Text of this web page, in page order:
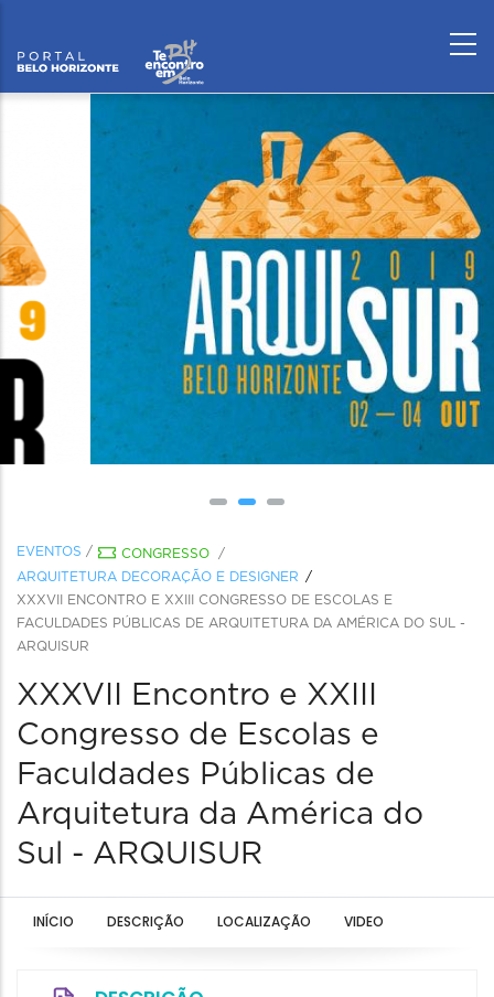
EVENTOS / CONGRESSO
/
ARQUITETURA DECORAÇÃO E DESIGNER
XXXVII ENCONTRO E XXIII CONGRESSO DE ESCOLAS E
FACULDADES PÚBLICAS DE ARQUITETURA DA AMÉRICA DO SUL -
ARQUISUR
XXXVII Encontro e XXIII
Congresso de Escolas e
Faculdades Públicas de
Arquitetura da América do
Sul - ARQUISUR
INÍCIO DESCRIÇÃO LOCALIZAÇÃO VIDEO